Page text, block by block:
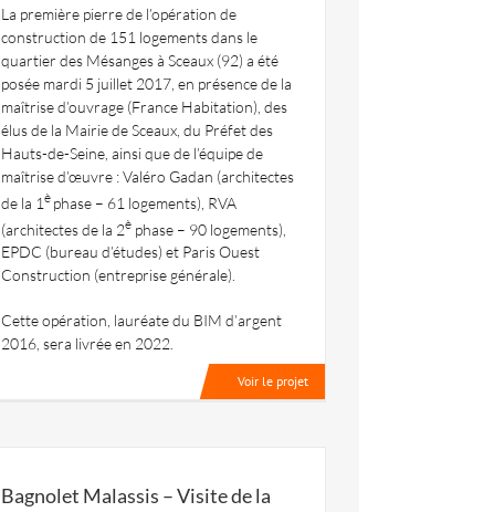
La première pierre de l’opération de
construction de 151 logements dans le
quartier des Mésanges à Sceaux (92) a été
posée mardi 5 juillet 2017, en présence de la
maîtrise d’ouvrage (France Habitation), des
élus de la Mairie de Sceaux, du Préfet des
Hauts-de-Seine, ainsi que de l’équipe de
maîtrise d’œuvre : Valéro Gadan (architectes
de la 1è phase – 61 logements), RVA
(architectes de la 2è phase – 90 logements),
EPDC (bureau d’études) et Paris Ouest
Construction (entreprise générale).
Cette opération, lauréate du BIM d’argent
2016, sera livrée en 2022.
Voir le projet
Bagnolet Malassis – Visite de la